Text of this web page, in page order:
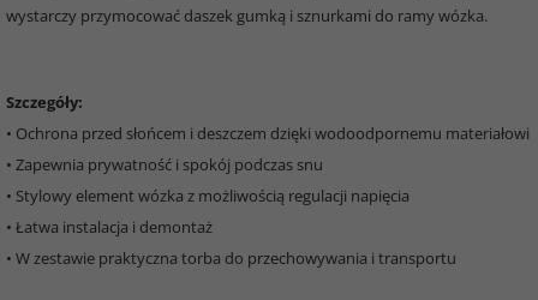
wystarczy przymocować daszek gumką i sznurkami do ramy wózka.
Szczegóły:
• Ochrona przed słońcem i deszczem dzięki wodoodpornemu materiałowi
• Zapewnia prywatność i spokój podczas snu
• Stylowy element wózka z możliwością regulacji napięcia
• Łatwa instalacja i demontaż
• W zestawie praktyczna torba do przechowywania i transportu